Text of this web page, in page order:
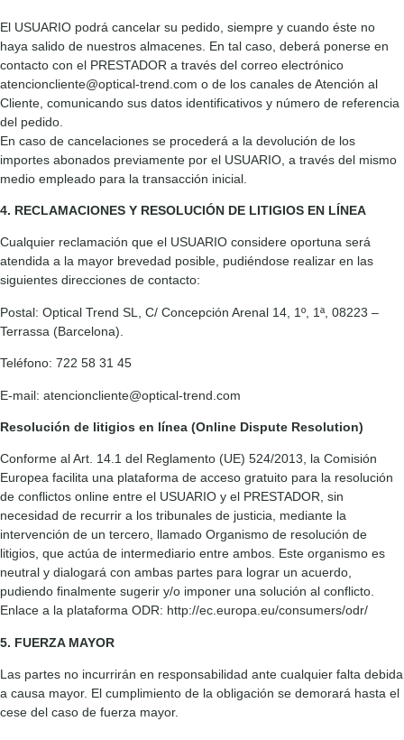
El USUARIO podrá cancelar su pedido, siempre y cuando éste no
haya salido de nuestros almacenes. En tal caso, deberá ponerse en
contacto con el PRESTADOR a través del correo electrónico
atencioncliente@optical-trend.com o de los canales de Atención al
Cliente, comunicando sus datos identificativos y número de referencia
del pedido.
En caso de cancelaciones se procederá a la devolución de los
importes abonados previamente por el USUARIO, a través del mismo
medio empleado para la transacción inicial.
4. RECLAMACIONES Y RESOLUCIÓN DE LITIGIOS EN LÍNEA
Cualquier reclamación que el USUARIO considere oportuna será
atendida a la mayor brevedad posible, pudiéndose realizar en las
siguientes direcciones de contacto:
Postal: Optical Trend SL, C/ Concepción Arenal 14, 1º, 1ª, 08223 –
Terrassa (Barcelona).
Teléfono: 722 58 31 45
E-mail: atencioncliente@optical-trend.com
Resolución de litigios en línea (Online Dispute Resolution)
Conforme al Art. 14.1 del Reglamento (UE) 524/2013, la Comisión
Europea facilita una plataforma de acceso gratuito para la resolución
de conflictos online entre el USUARIO y el PRESTADOR, sin
necesidad de recurrir a los tribunales de justicia, mediante la
intervención de un tercero, llamado Organismo de resolución de
litigios, que actúa de intermediario entre ambos. Este organismo es
neutral y dialogará con ambas partes para lograr un acuerdo,
pudiendo finalmente sugerir y/o imponer una solución al conflicto.
Enlace a la plataforma ODR: http://ec.europa.eu/consumers/odr/
5. FUERZA MAYOR
Las partes no incurrirán en responsabilidad ante cualquier falta debida
a causa mayor. El cumplimiento de la obligación se demorará hasta el
cese del caso de fuerza mayor.